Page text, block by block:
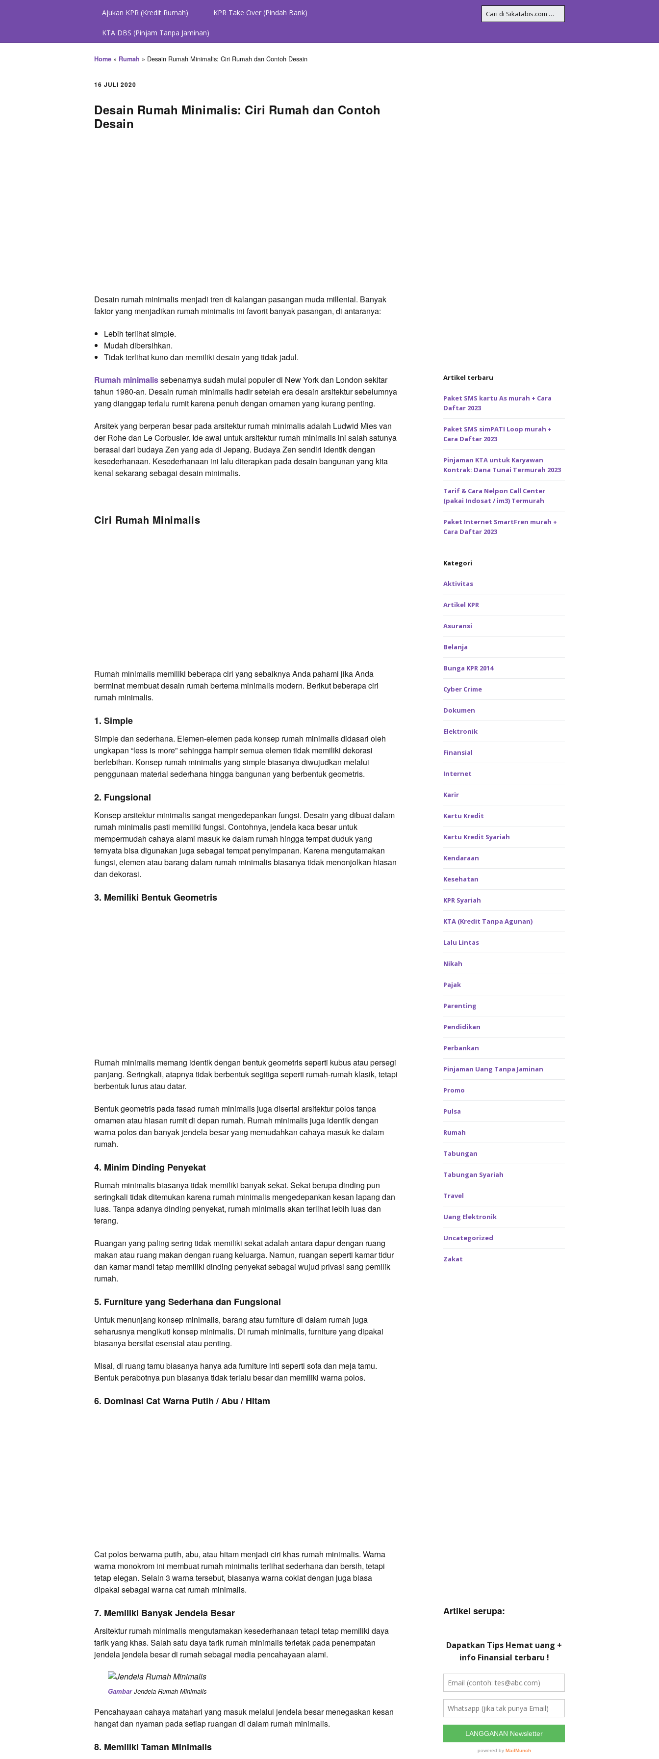
Ajukan KPR (Kredit Rumah) KPR Take Over (Pindah Bank)
KTA DBS (Pinjam Tanpa Jaminan)
Home » Rumah » Desain Rumah Minimalis: Ciri Rumah dan Contoh Desain
16 JULI 2020
Desain Rumah Minimalis: Ciri Rumah dan Contoh
Desain
Desain rumah minimalis menjadi tren di kalangan pasangan muda millenial. Banyak
faktor yang menjadikan rumah minimalis ini favorit banyak pasangan, di antaranya:
Lebih terlihat simple.
Mudah dibersihkan.
Tidak terlihat kuno dan memiliki desain yang tidak jadul.
Rumah minimalissebenarnya sudah mulai populer di New York dan London sekitar
tahun 1980-an. Desain rumah minimalis hadir setelah era desain arsitektur sebelumnya
yang dianggap terlalu rumit karena penuh dengan ornamen yang kurang penting.
Arsitek yang berperan besar pada arsitektur rumah minimalis adalah Ludwid Mies van
der Rohe dan Le Corbusier. Ide awal untuk arsitektur rumah minimalis ini salah satunya
berasal dari budaya Zen yang ada di Jepang. Budaya Zen sendiri identik dengan
kesederhanaan. Kesederhanaan ini lalu diterapkan pada desain bangunan yang kita
kenal sekarang sebagai desain minimalis.
Ciri Rumah Minimalis
Rumah minimalis memiliki beberapa ciri yang sebaiknya Anda pahami jika Anda
berminat membuat desain rumah bertema minimalis modern. Berikut beberapa ciri
rumah minimalis.
1. Simple
Simple dan sederhana. Elemen-elemen pada konsep rumah minimalis didasari oleh
ungkapan “less is more” sehingga hampir semua elemen tidak memiliki dekorasi
berlebihan. Konsep rumah minimalis yang simple biasanya diwujudkan melalui
penggunaan material sederhana hingga bangunan yang berbentuk geometris.
2. Fungsional
Konsep arsitektur minimalis sangat mengedepankan fungsi. Desain yang dibuat dalam
rumah minimalis pasti memiliki fungsi. Contohnya, jendela kaca besar untuk
mempermudah cahaya alami masuk ke dalam rumah hingga tempat duduk yang
ternyata bisa digunakan juga sebagai tempat penyimpanan. Karena mengutamakan
fungsi, elemen atau barang dalam rumah minimalis biasanya tidak menonjolkan hiasan
dan dekorasi.
3. Memiliki Bentuk Geometris
Rumah minimalis memang identik dengan bentuk geometris seperti kubus atau persegi
panjang. Seringkali, atapnya tidak berbentuk segitiga seperti rumah-rumah klasik, tetapi
berbentuk lurus atau datar.
Bentuk geometris pada fasad rumah minimalis juga disertai arsitektur polos tanpa
ornamen atau hiasan rumit di depan rumah. Rumah minimalis juga identik dengan
warna polos dan banyak jendela besar yang memudahkan cahaya masuk ke dalam
rumah.
4. Minim Dinding Penyekat
Rumah minimalis biasanya tidak memiliki banyak sekat. Sekat berupa dinding pun
seringkali tidak ditemukan karena rumah minimalis mengedepankan kesan lapang dan
luas. Tanpa adanya dinding penyekat, rumah minimalis akan terlihat lebih luas dan
terang.
Ruangan yang paling sering tidak memiliki sekat adalah antara dapur dengan ruang
makan atau ruang makan dengan ruang keluarga. Namun, ruangan seperti kamar tidur
dan kamar mandi tetap memiliki dinding penyekat sebagai wujud privasi sang pemilik
rumah.
5. Furniture yang Sederhana dan Fungsional
Untuk menunjang konsep minimalis, barang atau furniture di dalam rumah juga
seharusnya mengikuti konsep minimalis. Di rumah minimalis, furniture yang dipakai
biasanya bersifat esensial atau penting.
Misal, di ruang tamu biasanya hanya ada furniture inti seperti sofa dan meja tamu.
Bentuk perabotnya pun biasanya tidak terlalu besar dan memiliki warna polos.
6. Dominasi Cat Warna Putih / Abu / Hitam
Cat polos berwarna putih, abu, atau hitam menjadi ciri khas rumah minimalis. Warna
warna monokrom ini membuat rumah minimalis terlihat sederhana dan bersih, tetapi
tetap elegan. Selain 3 warna tersebut, biasanya warna coklat dengan juga biasa
dipakai sebagai warna cat rumah minimalis.
7. Memiliki Banyak Jendela Besar
Arsitektur rumah minimalis mengutamakan kesederhanaan tetapi tetap memiliki daya
tarik yang khas. Salah satu daya tarik rumah minimalis terletak pada penempatan
jendela jendela besar di rumah sebagai media pencahayaan alami.
GambarJendela Rumah Minimalis
Pencahayaan cahaya matahari yang masuk melalui jendela besar menegaskan kesan
hangat dan nyaman pada setiap ruangan di dalam rumah minimalis.
8. Memiliki Taman Minimalis
Artikel terbaru
Paket SMS kartu As murah + Cara
Daftar 2023
Paket SMS simPATI Loop murah +
Cara Daftar 2023
Pinjaman KTA untuk Karyawan
Kontrak: Dana Tunai Termurah 2023
Tarif & Cara Nelpon Call Center
(pakai Indosat / im3) Termurah
Paket Internet SmartFren murah +
Cara Daftar 2023
Kategori
Aktivitas
Artikel KPR
Asuransi
Belanja
Bunga KPR 2014
Cyber Crime
Dokumen
Elektronik
Finansial
Internet
Karir
Kartu Kredit
Kartu Kredit Syariah
Kendaraan
Kesehatan
KPR Syariah
KTA (Kredit Tanpa Agunan)
Lalu Lintas
Nikah
Pajak
Parenting
Pendidikan
Perbankan
Pinjaman Uang Tanpa Jaminan
Promo
Pulsa
Rumah
Tabungan
Tabungan Syariah
Travel
Uang Elektronik
Uncategorized
Zakat
Artikel serupa: